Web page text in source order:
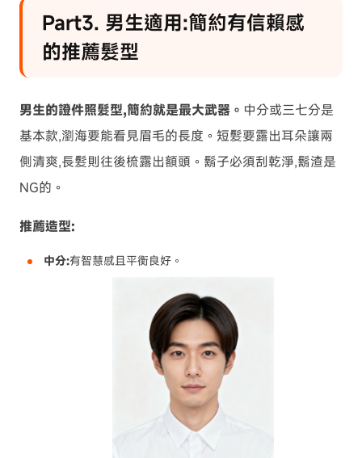
Part3. 男生適用:簡約有信賴感
的推薦髮型
男生的證件照髮型,簡約就是最大武器。 中分或三七分是
基本款,瀏海要能看見眉毛的長度。短髮要露出耳朵讓兩
側清爽,長髮則往後梳露出額頭。鬍子必須刮乾淨,鬍渣是
NG的。
推薦造型:
中分:有智慧感且平衡良好。